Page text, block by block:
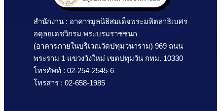
สำนักงาน : อาคารมูลนิธิสมเด็จพระมหิตลาธิเบศร
อดุลยเดชวิกรม พระบรมราชชนก
(อาคารภายในบริเวณวัดปทุมวนาราม) 969 ถนน
พระราม 1 แขวงวังใหม่ เขตปทุมวัน กทม. 10330
โทรศัพท์ : 02-254-2545-6
โทรสาร : 02-658-1985